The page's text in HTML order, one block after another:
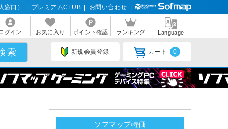
窓口） プレミアムCLUB お問い合わせ
グイン お気に入り ポイント確認 ランキング Language
新規会員登録 カート 0
ソフマップ特価